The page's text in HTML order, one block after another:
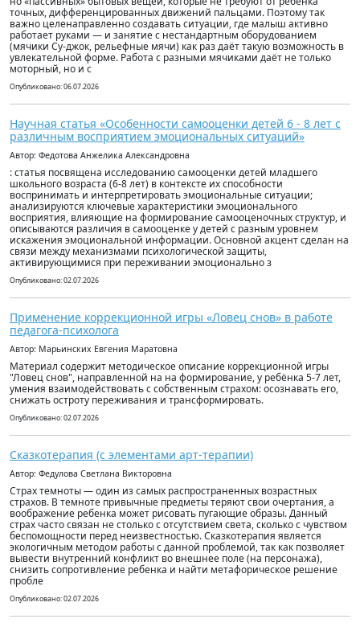
точных, дифференцированных движений пальцами. Поэтому так
важно целенаправленно создавать ситуации, где малыш активно
работает руками — и занятие с нестандартным оборудованием
(мячики Су-джок, рельефные мячи) как раз даёт такую возможность в
увлекательной форме. Работа с разными мячиками даёт не только
моторный, но и с
Опубликовано: 06.07.2026
Научная статья «Особенности самооценки детей 6 - 8 лет с
различным восприятием эмоциональных ситуаций»
Автор: Федотова Анжелика Александровна
: статья посвящена исследованию самооценки детей младшего
школьного возраста (6-8 лет) в контексте их способности
воспринимать и интерпретировать эмоциональные ситуации;
анализируются ключевые характеристики эмоционального
восприятия, влияющие на формирование самооценочных структур, и
описываются различия в самооценке у детей с разным уровнем
искажения эмоциональной информации. Основной акцент сделан на
связи между механизмами психологической защиты,
активирующимися при переживании эмоционально з
Опубликовано: 02.07.2026
Применение коррекционной игры «Ловец снов» в работе
педагога-психолога
Автор: Марьинских Евгения Маратовна
Материал содержит методическое описание коррекционной игры
"Ловец снов", направленной на на формирование, у ребёнка 5-7 лет,
умения взаимодействовать с собственным страхом: осознавать его,
снижать остроту переживания и трансформировать.
Опубликовано: 02.07.2026
Сказкотерапия (с элементами арт-терапии)
Автор: Федулова Светлана Викторовна
Страх темноты — один из самых распространенных возрастных
страхов. В темноте привычные предметы теряют свои очертания, а
воображение ребенка может рисовать пугающие образы. Данный
страх часто связан не столько с отсутствием света, сколько с чувством
беспомощности перед неизвестностью. Сказкотерапия является
экологичным методом работы с данной проблемой, так как позволяет
вывести внутренний конфликт во внешнее поле (на персонажа),
снизить сопротивление ребенка и найти метафорическое решение
пробле
Опубликовано: 02.07.2026